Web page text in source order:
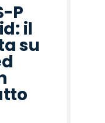
P
il
su